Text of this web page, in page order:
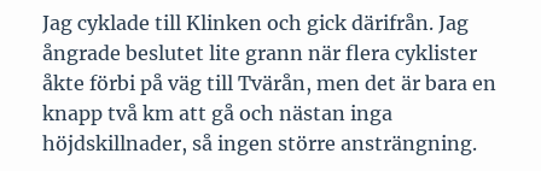
Jag cyklade till Klinken och gick därifrån. Jag
ångrade beslutet lite grann när flera cyklister
åkte förbi på väg till Tvärån, men det är bara en
knapp två km att gå och nästan inga
höjdskillnader, så ingen större ansträngning.